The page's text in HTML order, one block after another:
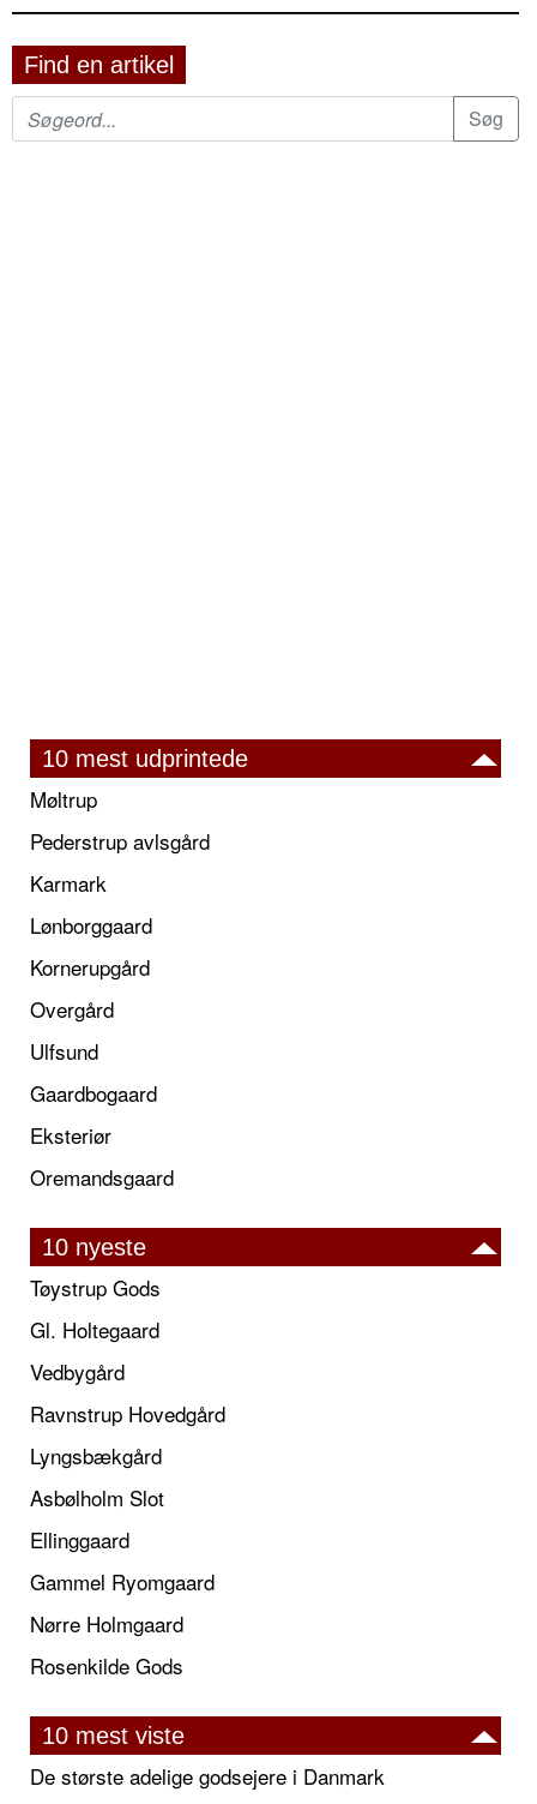
Find en artikel
10 mest udprintede
Møltrup
Pederstrup avlsgård
Karmark
Lønborggaard
Kornerupgård
Overgård
Ulfsund
Gaardbogaard
Eksteriør
Oremandsgaard
10 nyeste
Tøystrup Gods
Gl. Holtegaard
Vedbygård
Ravnstrup Hovedgård
Lyngsbækgård
Asbølholm Slot
Ellinggaard
Gammel Ryomgaard
Nørre Holmgaard
Rosenkilde Gods
10 mest viste
De største adelige godsejere i Danmark